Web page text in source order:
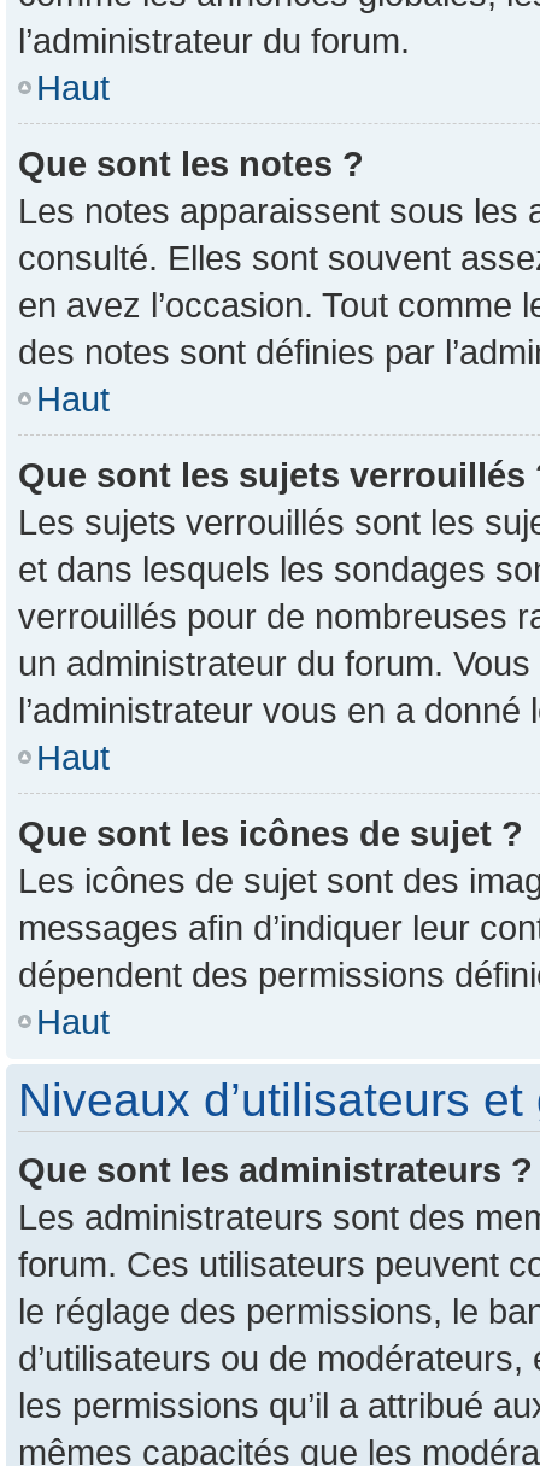
l’administrateur du forum.
Haut
Que sont les notes ?
Les notes apparaissent sous les
consulté. Elles sont souvent
en avez l’occasion. Tout
des notes sont définies par
Haut
Que sont les sujets verrouillés
Les sujets verrouillés sont les
et dans lesquels les sondages
verrouillés pour de nombreuses
un administrateur du forum.
l’administrateur vous en a donné
Haut
Que sont les icônes de sujet ?
Les icônes de sujet sont des
messages afin d’indiquer leur
dépendent des permissions
Haut
Niveaux d’utilisateurs
Que sont les administrateurs ?
Les administrateurs sont des
forum. Ces utilisateurs peuvent
le réglage des permissions, le
d’utilisateurs ou de
les permissions qu’il a attribué
mêmes capacités que les